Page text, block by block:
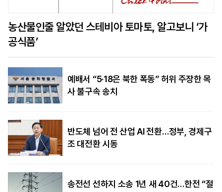
농산물인줄 알았던 스테비아 토마토, 알고보니 ‘가
공식품’
예배서 “5·18은 북한 폭동” 허위 주장한 목
사 불구속 송치
반도체 넘어 전 산업 AI 전환…정부, 경제구
조 대전환 시동
송전선 선하지 소송 1년 새 40건…한전 “절